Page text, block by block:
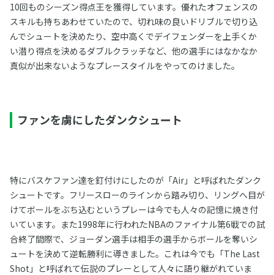
10回ものシーズン得点王を獲得しています。優れたオフェンスの
スキルも持ちあわせていたので、切れ味の良いドリブルで切り込
んでシュートを決めたり、空中高くでデイフェンダーを上手くか
い潜り得点を決めるダブルクラッチなど、他の選手にはなかなか
真似が出来ないようなプレースタイルをやってのけました。
ファンを虜にしたダンクシュート
特にバスケファン達を釘付けにしたのが「Air」と呼ばれたダンク
シュートです。フリースローのラインから踏み切り、リングへ目が
けてボールをぶち込むというプレーは今でも人々の記憶に焼き付
いています。また1998年に行われたNBAのファイナル第6戦での試
合終了間際で、ジョーダン選手は相手の選手からボールを奪いシ
ュートを決めて逆転勝利に導きました。これは今でも「The Last
Shot」と呼ばれて伝説のプレーとして人々に語り継がれていま